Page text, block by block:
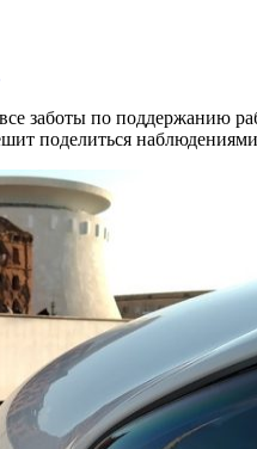
заботы по поддержанию
поделиться